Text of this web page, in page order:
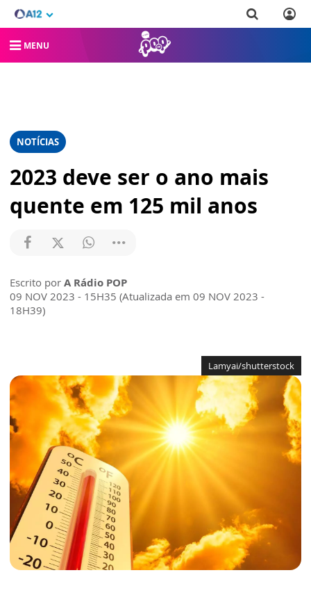
MENU
NOTÍCIAS
2023 deve ser o ano mais
quente em 125 mil anos
Escrito por A Rádio POP
09 NOV 2023 - 15H35 (Atualizada em 09 NOV 2023 -
18H39)
Lamyai/shutterstock